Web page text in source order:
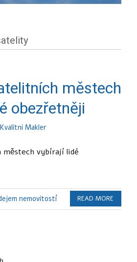
městech
obezřetněji
Kvalitni Makler
městech vybírají lidé
nemovitostí READ MORE